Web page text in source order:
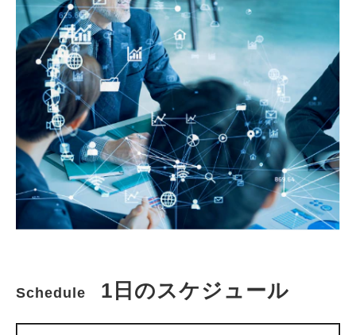
Schedule 1日のスケジュール